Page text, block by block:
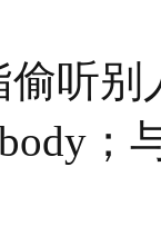
偷听